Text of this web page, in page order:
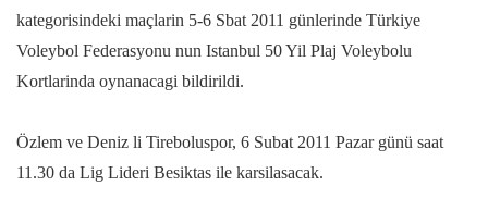
kategorisindeki maçlarin 5-6 Sbat 2011 günlerinde Türkiye
Voleybol Federasyonu nun Istanbul 50 Yil Plaj Voleybolu
Kortlarinda oynanacagi bildirildi.
Özlem ve Deniz li Tireboluspor, 6 Subat 2011 Pazar günü saat
11.30 da Lig Lideri Besiktas ile karsilasacak.